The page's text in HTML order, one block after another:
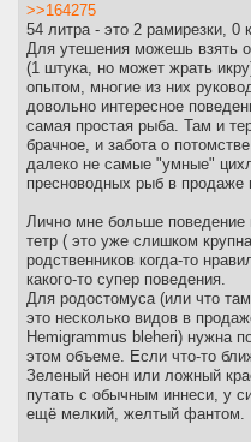
>>164275
54 литра - это 2 рамирезки, 0
Для утешения можешь взять
(1 штука, но может жрать
опытом, многие из них
довольно интересное
самая простая рыба. Там и
брачное, и забота о
далеко не самые "умные"
пресноводных рыб в продаже
Лично мне больше поведение
тетр ( это уже слишком
родственников когда-то
какого-то супер поведения.
Для родостомуса (или что
это несколько видов в
Hemigrammus bleheri) нужна
этом объеме. Если что-то
Зеленый неон или ложный
путать с обычным иннеси, у
ещё мелкий, желтый фантом.